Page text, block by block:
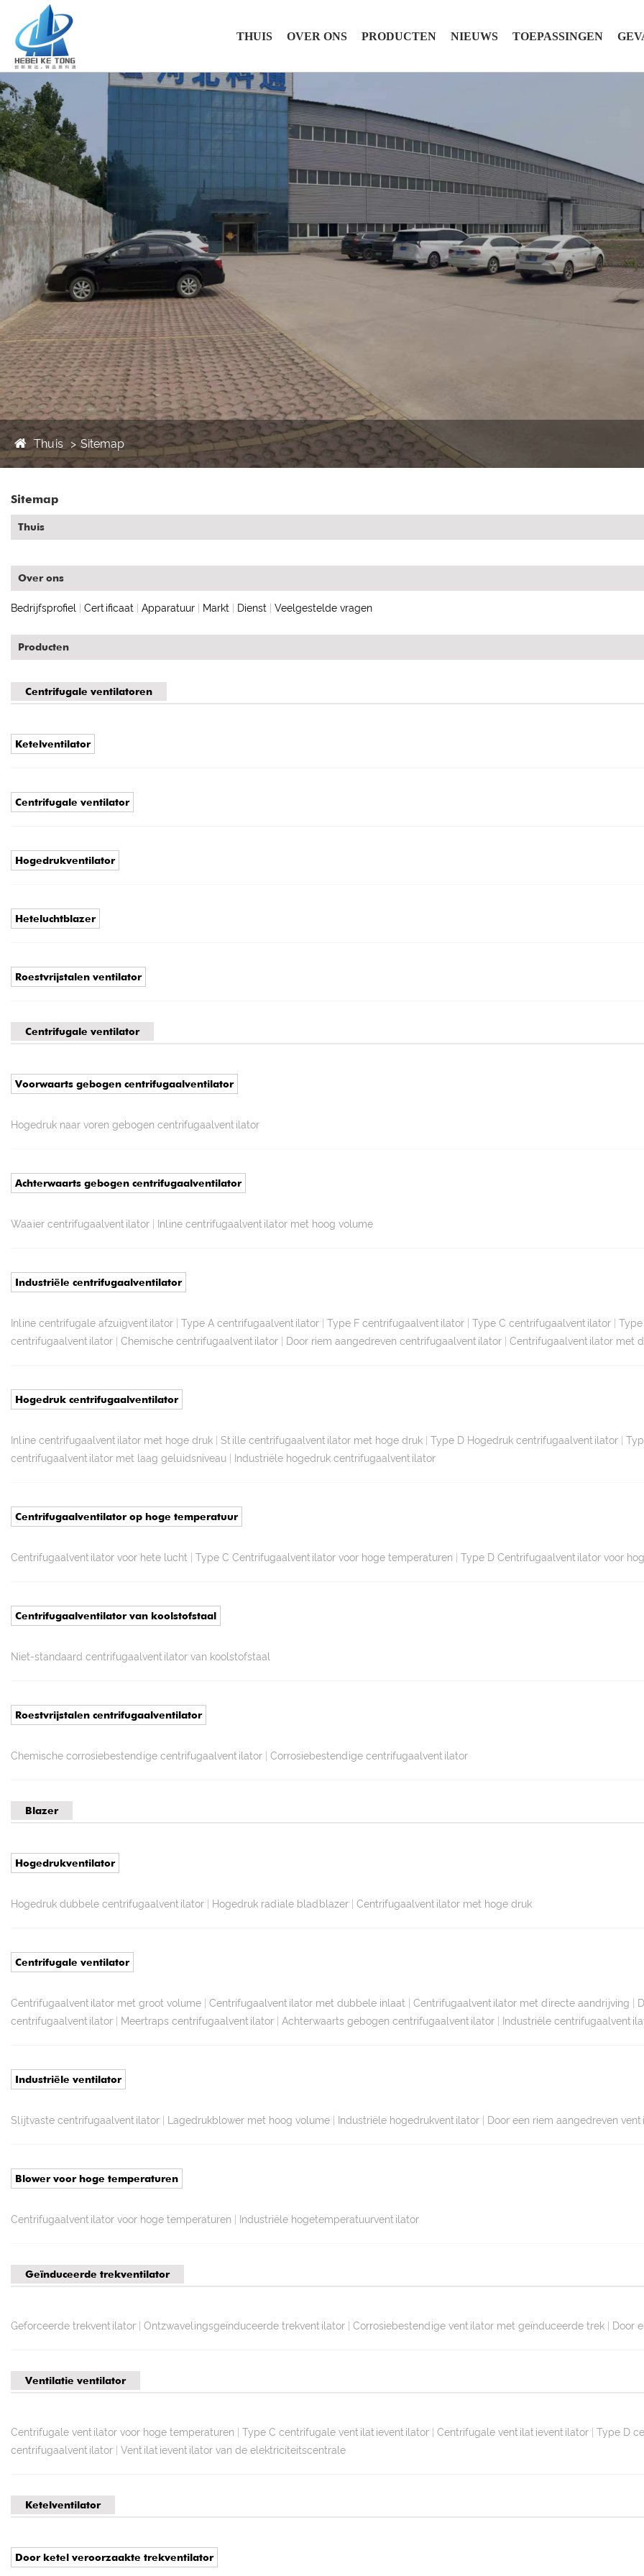
THUIS OVER ONS PRODUCTEN NIEUWS TOEPASSINGEN
Thuis Sitemap
Sitemap
Thuis
Over ons
Bedrijfsprofiel | Certificaat | Apparatuur | Markt | Dienst | Veelgestelde vragen
Producten
Centrifugale ventilatoren
Ketelventilator
Centrifugale ventilator
Hogedrukventilator
Heteluchtblazer
Roestvrijstalen ventilator
Centrifugale ventilator
Voorwaarts gebogen centrifugaalventilator
Hogedruk naar voren gebogen centrifugaalventilator
Achterwaarts gebogen centrifugaalventilator
Waaier centrifugaalventilator | Inline centrifugaalventilator met hoog volume
Industriële centrifugaalventilator
Inline centrifugale afzuigventilator | Type A centrifugaalventilator | Type F centrifugaalventilator | Type C centrifugaalventilator |
centrifugaalventilator | Chemische centrifugaalventilator | Door riem aangedreven centrifugaalventilator | Centrifugaalventilator met
Hogedruk centrifugaalventilator
Inline centrifugaalventilator met hoge druk | Stille centrifugaalventilator met hoge druk | Type D Hogedruk centrifugaalventilator |
centrifugaalventilator met laag geluidsniveau | Industriële hogedruk centrifugaalventilator
Centrifugaalventilator op hoge temperatuur
Centrifugaalventilator voor hete lucht | Type C Centrifugaalventilator voor hoge temperaturen | Type D Centrifugaalventilator voor
Centrifugaalventilator van koolstofstaal
Niet-standaard centrifugaalventilator van koolstofstaal
Roestvrijstalen centrifugaalventilator
Chemische corrosiebestendige centrifugaalventilator | Corrosiebestendige centrifugaalventilator
Blazer
Hogedrukventilator
Hogedruk dubbele centrifugaalventilator | Hogedruk radiale bladblazer | Centrifugaalventilator met hoge druk
Centrifugale ventilator
Centrifugaalventilator met groot volume | Centrifugaalventilator met dubbele inlaat | Centrifugaalventilator met directe aandrijving |
centrifugaalventilator | Meertraps centrifugaalventilator | Achterwaarts gebogen centrifugaalventilator | Industriële
Industriële ventilator
Slijtvaste centrifugaalventilator | Lagedrukblower met hoog volume | Industriële hogedrukventilator | Door een riem aangedreven
Blower voor hoge temperaturen
Centrifugaalventilator voor hoge temperaturen | Industriële hogetemperatuurventilator
Geïnduceerde trekventilator
Geforceerde trekventilator | Ontzwavelingsgeïnduceerde trekventilator | Corrosiebestendige ventilator met geïnduceerde trek | Door
Ventilatie ventilator
Centrifugale ventilator voor hoge temperaturen | Type C centrifugale ventilatieventilator | Centrifugale ventilatieventilator | Type D
centrifugaalventilator | Ventilatieventilator van de elektriciteitscentrale
Ketelventilator
Door ketel veroorzaakte trekventilator